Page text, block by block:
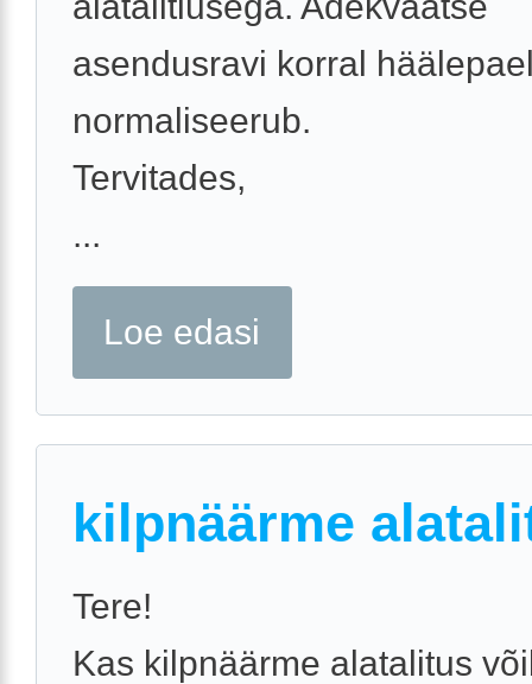
asendusravi korral
normaliseerub.
Tervitades,
...
Loe edasi
kilpnäärme
Tere!
Kas kilpnäärme alatalitus